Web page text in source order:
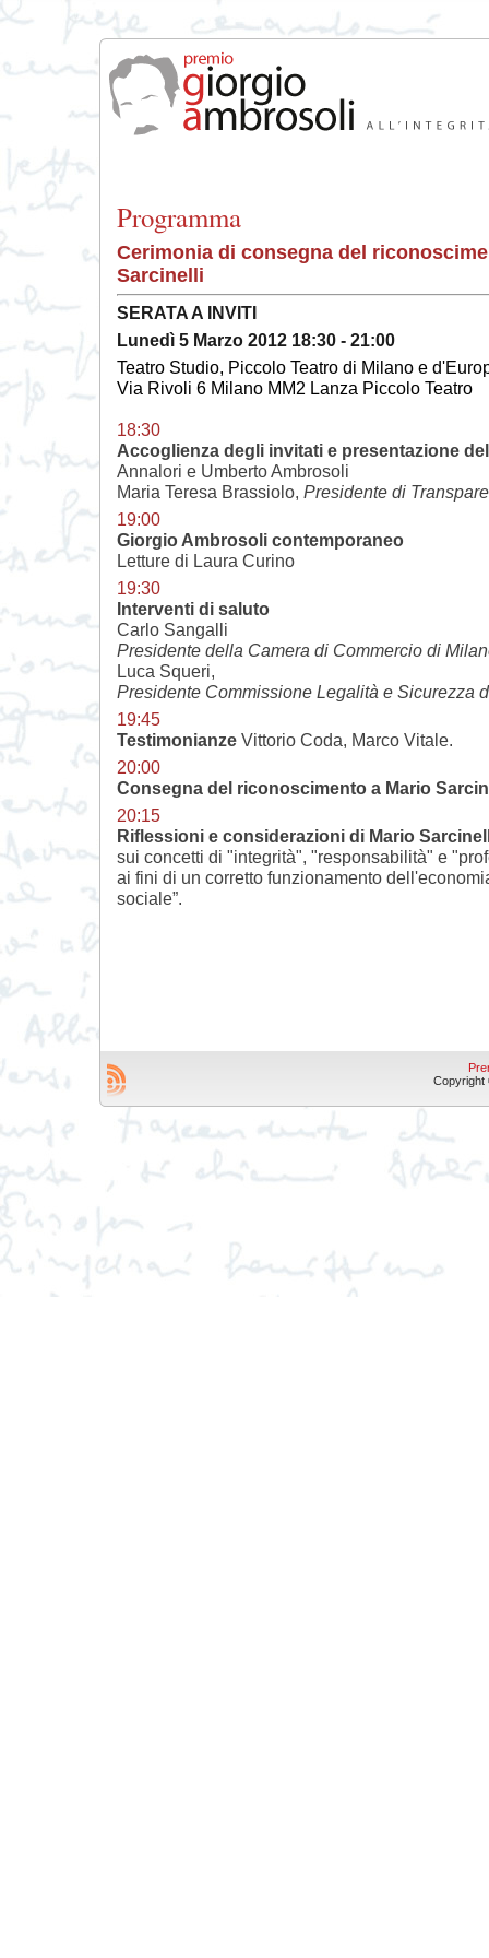
Programma
Cerimonia di consegna del
Sarcinelli
SERATA A INVITI
Lunedì 5 Marzo 2012 18:30 - 21:00
Teatro Studio, Piccolo Teatro di Milano e
Via Rivoli 6 Milano MM2 Lanza Piccolo Teatro
18:30
Accoglienza degli invitati e presentazione
Annalori e Umberto Ambrosoli
Maria Teresa Brassiolo, Presidente di
19:00
Giorgio Ambrosoli contemporaneo
Letture di Laura Curino
19:30
Interventi di saluto
Carlo Sangalli
Presidente della Camera di Commercio di
Luca Squeri,
Presidente Commissione Legalità e Sicurezza
19:45
TestimonianzeVittorio Coda, Marco Vitale.
20:00
Consegna del riconoscimento a Mario
20:15
Riflessioni e considerazioni di Mario
sui concetti di "integrità", "responsabilità" e
ai fini di un corretto funzionamento
sociale”.
Copyright